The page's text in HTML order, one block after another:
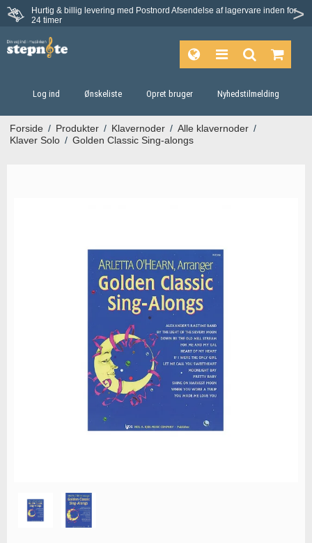
Hurtig & billig levering med Postnord Afsendelse af lagervare inden for
24 timer
Fortrydelsesret på 30 dage
Log ind Ønskeliste Opret bruger Nyhedstilmelding
Forside / Produkter / Klavernoder / Alle klavernoder /
Klaver Solo / Golden Classic Sing-alongs